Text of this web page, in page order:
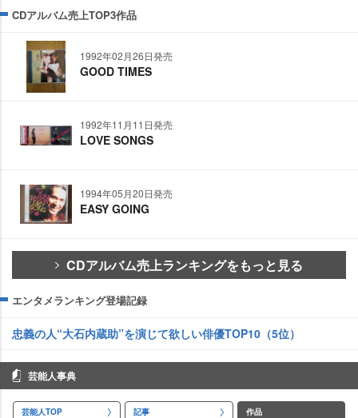
CDアルバム売上TOP3作品
1992年02月26日発売
GOOD TIMES
1992年11月11日発売
LOVE SONGS
1994年05月20日発売
EASY GOING
CDアルバム売上ランキングをもっと見る
エンタメランキング登場記録
忠義の人“大石内蔵助”を演じて欲しい俳優TOP10（5位）
芸能人事典
芸能人TOP 記事 作品